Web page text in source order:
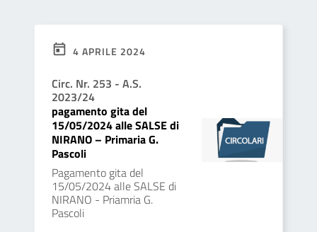
4 APRILE 2024
Circ. Nr. 253 - A.S.
2023/24
pagamento gita del
15/05/2024 alle SALSE di
NIRANO – Primaria G.
Pascoli
Pagamento gita del
15/05/2024 alle SALSE di
NIRANO - Priamria G.
Pascoli